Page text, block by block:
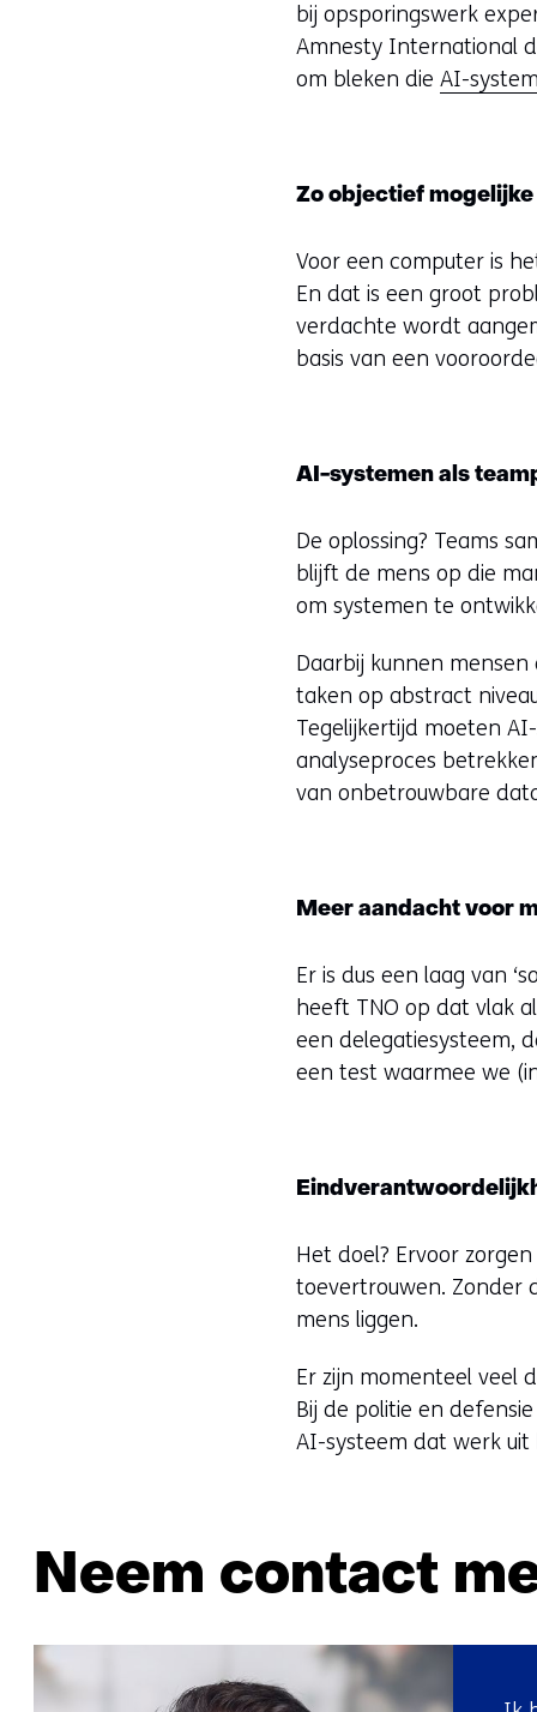
bij opsporingswerk
Amnesty International
om bleken dieAI-
Zo objectief
Voor een computer is
En dat is een groot
verdachte wordt
basis van een
AI-systemen als
De oplossing? Teams
blijft de mens op die
om systemen te
Daarbij kunnen
taken op abstract
Tegelijkertijd moeten
analyseproces
van onbetrouwbare
Meer aandacht voor
Er is dus een laag van
heeft TNO op dat vlak
een delegatiesysteem,
een test waarmee we
Het doel? Ervoor
toevertrouwen. Zonder
mens liggen.
Er zijn momenteel veel
Bij de politie en
AI-systeem dat werk
Neem contact